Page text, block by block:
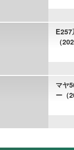
E257
（
マヤ
ー（